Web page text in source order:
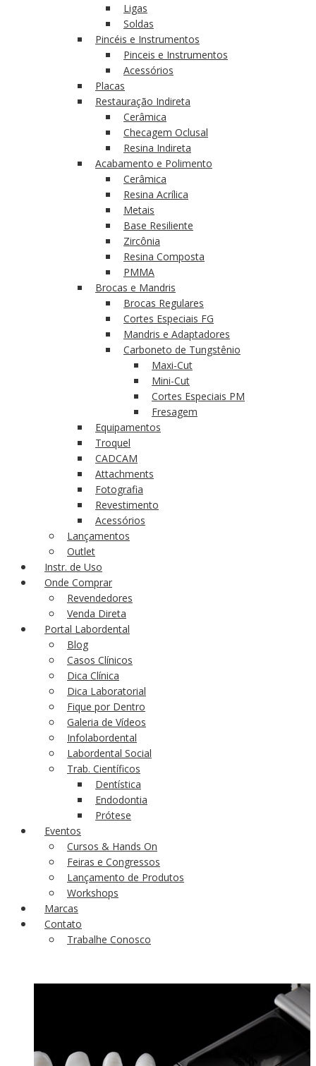
Ligas
Soldas
Pincéis e Instrumentos
Pinceis e Instrumentos
Acessórios
Placas
Restauração Indireta
Cerâmica
Checagem Oclusal
Resina Indireta
Acabamento e Polimento
Cerâmica
Resina Acrílica
Metais
Base Resiliente
Zircônia
Resina Composta
PMMA
Brocas e Mandris
Brocas Regulares
Cortes Especiais FG
Mandris e Adaptadores
Carboneto de Tungstênio
Maxi-Cut
Mini-Cut
Cortes Especiais PM
Fresagem
Equipamentos
Troquel
CADCAM
Attachments
Fotografia
Revestimento
Acessórios
Lançamentos
Outlet
Instr. de Uso
Onde Comprar
Revendedores
Venda Direta
Portal Labordental
Blog
Casos Clínicos
Dica Clínica
Dica Laboratorial
Fique por Dentro
Galeria de Vídeos
Infolabordental
Labordental Social
Trab. Científicos
Dentística
Endodontia
Prótese
Eventos
Cursos & Hands On
Feiras e Congressos
Lançamento de Produtos
Workshops
Marcas
Contato
Trabalhe Conosco